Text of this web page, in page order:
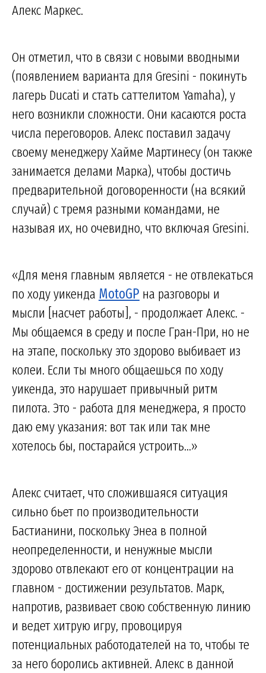
Алекс Маркес.
Он отметил, что в связи с новыми вводными
(появлением варианта для Gresini - покинуть
лагерь Ducati и стать саттелитом Yamaha), у
него возникли сложности. Они касаются роста
числа переговоров. Алекс поставил задачу
своему менеджеру Хайме Мартинесу (он также
занимается делами Марка), чтобы достичь
предварительной договоренности (на всякий
случай) с тремя разными командами, не
называя их, но очевидно, что включая Gresini.
«Для меня главным является - не отвлекаться
по ходу уикенда MotoGP на разговоры и
мысли [насчет работы], - продолжает Алекс. -
Мы общаемся в среду и после Гран-При, но не
на этапе, поскольку это здорово выбивает из
колеи. Если ты много общаешься по ходу
уикенда, это нарушает привычный ритм
пилота. Это - работа для менеджера, я просто
даю ему указания: вот так или так мне
хотелось бы, постарайся устроить...»
Алекс считает, что сложившаяся ситуация
сильно бьет по производительности
Бастианини, поскольку Энеа в полной
неопределенности, и ненужные мысли
здорово отвлекают его от концентрации на
главном - достижении результатов. Марк,
напротив, развивает свою собственную линию
и ведет хитрую игру, провоцируя
потенциальных работодателей на то, чтобы те
за него боролись активней. Алекс в данной